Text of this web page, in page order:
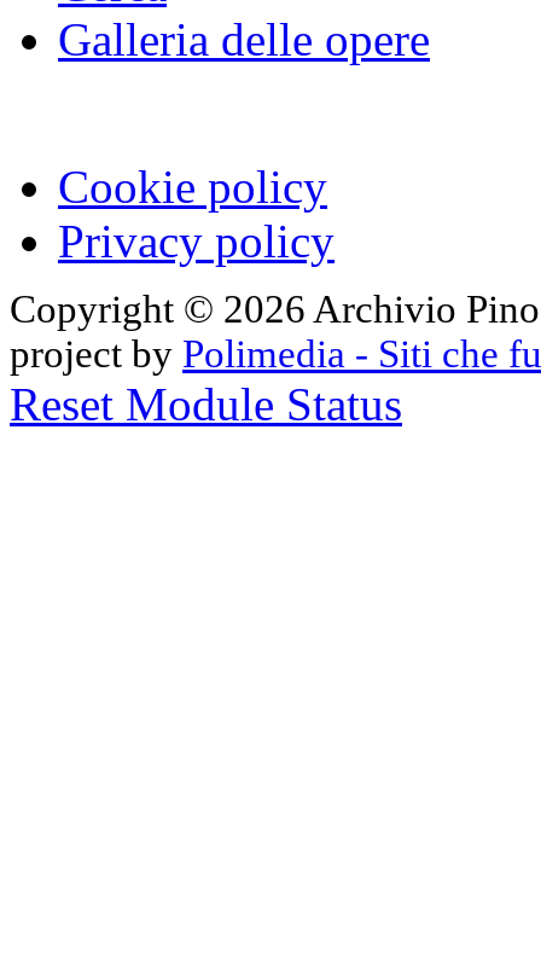
Galleria delle opere
Cookie policy
Privacy policy
Copyright © 2026 Archivio
project by Polimedia - Siti che
Reset Module Status